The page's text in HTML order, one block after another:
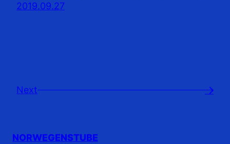
2019.09.27
Next →
NORWEGENSTUBE